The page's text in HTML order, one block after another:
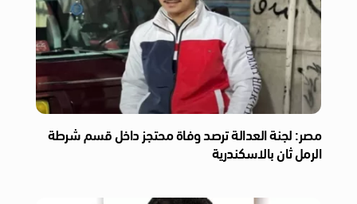
مصر: لجنة العدالة ترصد وفاة محتجز داخل قسم شرطة
الرمل ثان بالاسكندرية